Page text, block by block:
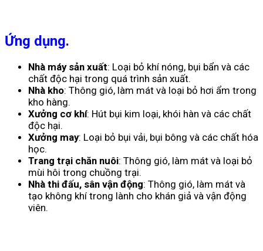
Ứng dụng.
Nhà máy sản xuất: Loại bỏ khí nóng, bụi bẩn và các
chất độc hại trong quá trình sản xuất.
Nhà kho: Thông gió, làm mát và loại bỏ hơi ẩm trong
kho hàng.
Xưởng cơ khí: Hút bụi kim loại, khói hàn và các chất
độc hại.
Xưởng may: Loại bỏ bụi vải, bụi bông và các chất hóa
học.
Trang trại chăn nuôi: Thông gió, làm mát và loại bỏ
mùi hôi trong chuồng trại.
Nhà thi đấu, sân vận động: Thông gió, làm mát và
tạo không khí trong lành cho khán giả và vận động
viên.